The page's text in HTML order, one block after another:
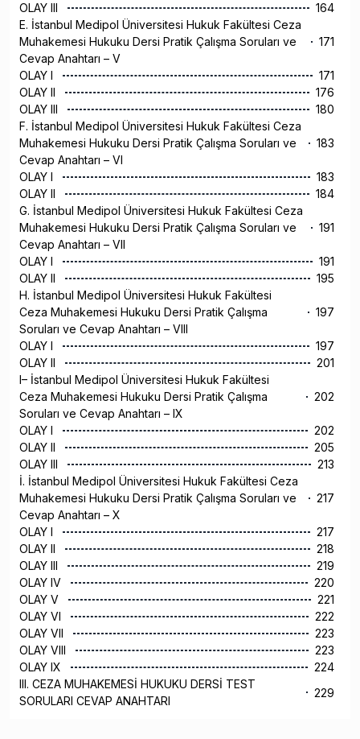
OLAY III
164
E. İstanbul Medipol Üniversitesi Hukuk Fakültesi Ceza
Muhakemesi Hukuku Dersi Pratik Çalışma Soruları ve
Cevap Anahtarı – V
171
OLAY I
171
OLAY II
176
OLAY III
180
F. İstanbul Medipol Üniversitesi Hukuk Fakültesi Ceza
Muhakemesi Hukuku Dersi Pratik Çalışma Soruları ve
Cevap Anahtarı – VI
183
OLAY I
183
OLAY II
184
G. İstanbul Medipol Üniversitesi Hukuk Fakültesi Ceza
Muhakemesi Hukuku Dersi Pratik Çalışma Soruları ve
Cevap Anahtarı – VII
191
OLAY I
191
OLAY II
195
H. İstanbul Medipol Üniversitesi Hukuk Fakültesi
Ceza Muhakemesi Hukuku Dersi Pratik Çalışma
Soruları ve Cevap Anahtarı – VIII
197
OLAY I
197
OLAY II
201
I– İstanbul Medipol Üniversitesi Hukuk Fakültesi
Ceza Muhakemesi Hukuku Dersi Pratik Çalışma
Soruları ve Cevap Anahtarı – IX
202
OLAY I
202
OLAY II
205
OLAY III
213
İ. İstanbul Medipol Üniversitesi Hukuk Fakültesi Ceza
Muhakemesi Hukuku Dersi Pratik Çalışma Soruları ve
Cevap Anahtarı – X
217
OLAY I
217
OLAY II
218
OLAY III
219
OLAY IV
220
OLAY V
221
OLAY VI
222
OLAY VII
223
OLAY VIII
223
OLAY IX
224
III. CEZA MUHAKEMESİ HUKUKU DERSİ TEST
SORULARI CEVAP ANAHTARI
229